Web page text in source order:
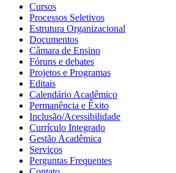
Cursos
Processos Seletivos
Estrutura Organizacional
Documentos
Câmara de Ensino
Fóruns e debates
Projetos e Programas
Editais
Calendário Acadêmico
Permanência e Êxito
Inclusão/Acessibilidade
Currículo Integrado
Gestão Acadêmica
Serviços
Perguntas Frequentes